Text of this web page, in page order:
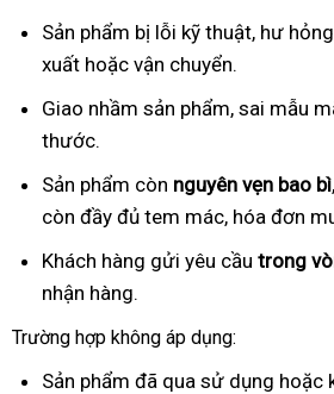
Sản phẩm bị lỗi kỹ thuật, hư
xuất hoặc vận chuyển.
Giao nhầm sản phẩm, sai mẫu
thước.
Sản phẩm còn nguyên vẹn bao bì
còn đầy đủ tem mác, hóa đơn
Khách hàng gửi yêu cầu trong
nhận hàng.
Trường hợp không áp dụng:
Sản phẩm đã qua sử dụng hoặc